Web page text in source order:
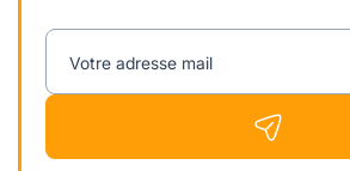
Votre adresse mail